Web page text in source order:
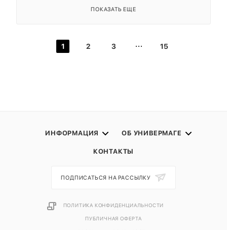
ПОКАЗАТЬ ЕЩЕ
1 2 3 15
ИНФОРМАЦИЯ ОБ УНИВЕРМАГЕ
КОНТАКТЫ
ПОДПИСАТЬСЯ НА РАССЫЛКУ
ПОЛИТИКА КОНФИДЕНЦИАЛЬНОСТИ
ПУБЛИЧНАЯ ОФЕРТА